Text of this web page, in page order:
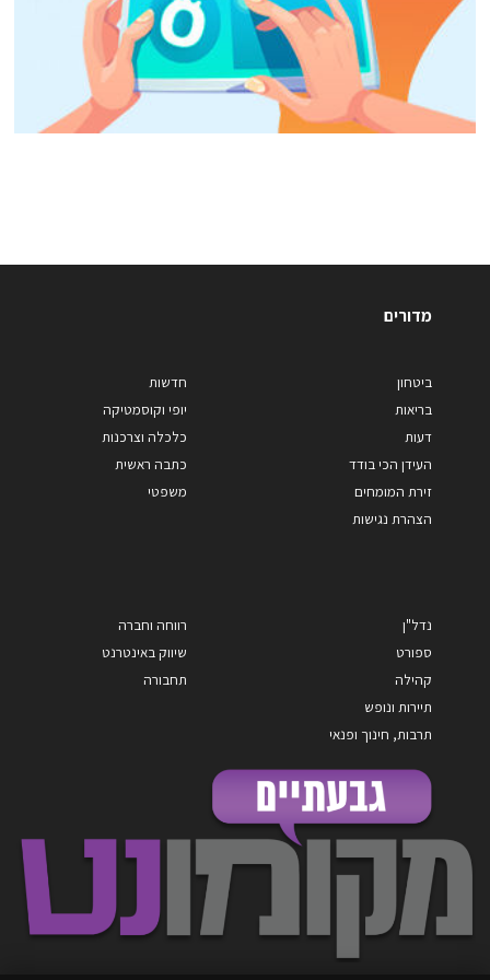
מדורים
ביטחון
בריאות
דעות
העידן הכי בודד
זירת המומחים
הצהרת נגישות
חדשות
יופי וקוסמטיקה
כלכלה וצרכנות
כתבה ראשית
משפטי
נדל"ן
ספורט
קהילה
תיירות ונופש
תרבות, חינוך ופנאי
רווחה וחברה
שיווק באינטרנט
תחבורה